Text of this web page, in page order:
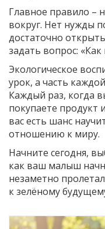
Главное правило –
вокруг. Нет нужды
достаточно
задать вопрос:
Экологическое
урок, а часть
Каждый раз, когда
покупаете продукт
вас есть шанс
отношению к миру.
Начните сегодня,
как ваш малыш
незаметно
к зелёному